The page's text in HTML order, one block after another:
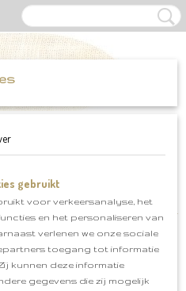
UW WINKELWAGEN
>Knitpro rondbreisysteem
gebruikt
voor verkeersanalyse, het
en het personaliseren van
verlenen we onze sociale
toegang tot informatie
kunnen deze informatie
gegevens die zij mogelijk